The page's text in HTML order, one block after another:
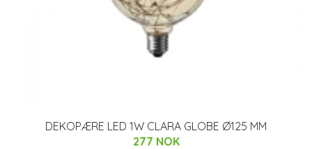
DEKOPÆRE LED 1W CLARA GLOBE Ø125 MM
277 NOK